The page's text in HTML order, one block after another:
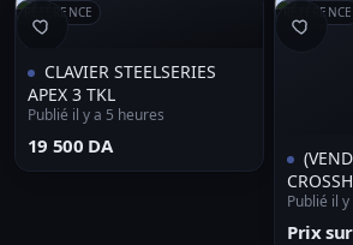
RÉFÉRENCE
CLAVIER STEELSERIES
APEX 3 TKL
Publié il y a 5 heures
⁦19 500 DA⁩
RÉFÉRENCE
SSD
Publié il
Prix